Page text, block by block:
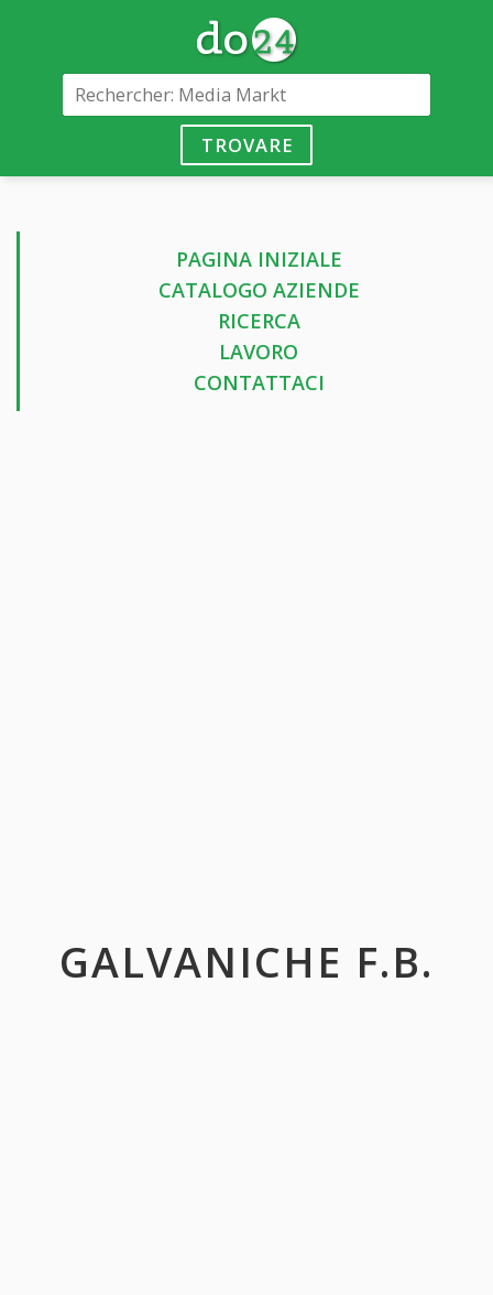
TROVARE
PAGINA INIZIALE
CATALOGO AZIENDE
RICERCA
LAVORO
CONTATTACI
GALVANICHE F.B.